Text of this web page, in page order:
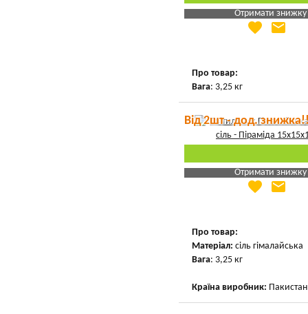
Отримати знижку
Яка Ваша ціна
favorite email
Про товар:
Вага: 3,25 кг
Від 2шт - дод.
Отримати знижку
Яка Ваша ціна
favorite email
Про товар:
Матеріал: сіль гімалайська
Вага: 3,25 кг
Країна виробник: Пакистан